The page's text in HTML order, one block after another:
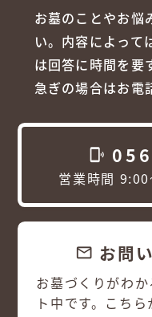
お墓のことやお悩
い。内容によって
は回答に時間を要
急ぎの場合はお電
phonelink_ring
営業時間
email お問
お墓づくりがわ
ト中です。こち